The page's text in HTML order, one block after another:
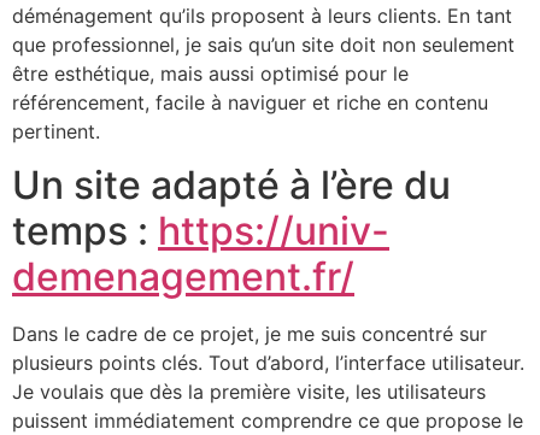
déménagement qu’ils proposent à leurs clients. En tant
que professionnel, je sais qu’un site doit non seulement
être esthétique, mais aussi optimisé pour le
référencement, facile à naviguer et riche en contenu
pertinent.
Un site adapté à l’ère du
temps : https://univ-
demenagement.fr/
Dans le cadre de ce projet, je me suis concentré sur
plusieurs points clés. Tout d’abord, l’interface utilisateur.
Je voulais que dès la première visite, les utilisateurs
puissent immédiatement comprendre ce que propose le